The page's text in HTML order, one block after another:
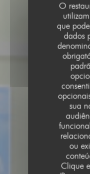
O
que
dados
sua
ou
Clique